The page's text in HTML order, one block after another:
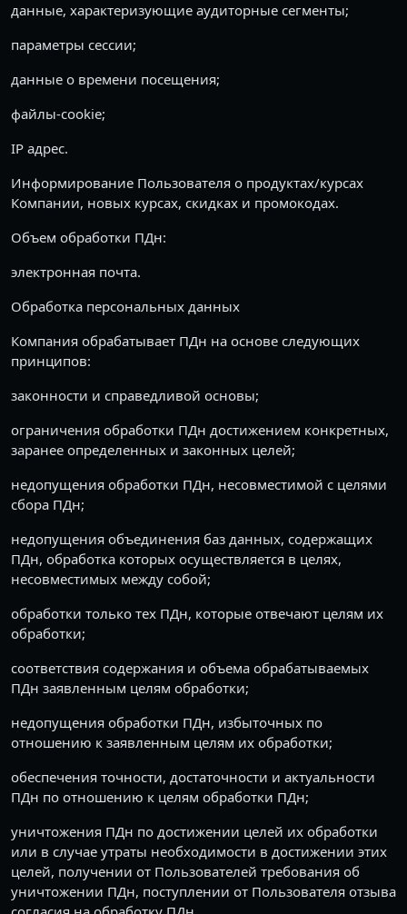
данные, характеризующие аудиторные сегменты;
параметры сессии;
данные о времени посещения;
файлы-cookie;
IP адрес.
Информирование Пользователя о продуктах/курсах
Компании, новых курсах, скидках и промокодах.
Объем обработки ПДн:
электронная почта.
Обработка персональных данных
Компания обрабатывает ПДн на основе следующих
принципов:
законности и справедливой основы;
ограничения обработки ПДн достижением конкретных,
заранее определенных и законных целей;
недопущения обработки ПДн, несовместимой с целями
сбора ПДн;
недопущения объединения баз данных, содержащих
ПДн, обработка которых осуществляется в целях,
несовместимых между собой;
обработки только тех ПДн, которые отвечают целям их
обработки;
соответствия содержания и объема обрабатываемых
ПДн заявленным целям обработки;
недопущения обработки ПДн, избыточных по
отношению к заявленным целям их обработки;
обеспечения точности, достаточности и актуальности
ПДн по отношению к целям обработки ПДн;
уничтожения ПДн по достижении целей их обработки
или в случае утраты необходимости в достижении этих
целей, получении от Пользователей требования об
уничтожении ПДн, поступлении от Пользователя отзыва